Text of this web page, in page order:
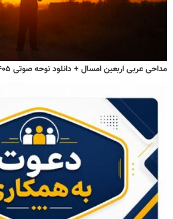
مداحی عربی اربعین امسال + دانلود نوحه صوتی ۱۴۰۵